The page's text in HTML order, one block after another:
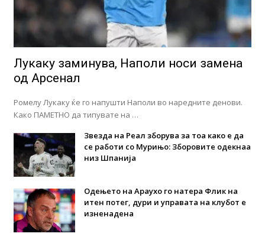
Лукаку заминува, Наполи носи замена
од Арсенал
Ромелу Лукаку ќе го напушти Наполи во наредните денови.
Како ПАМЕТНО да типувате на …
Звезда на Реал зборува за тоа како е да
се работи со Мурињо: Зборовите одекнаа
низ Шпанија
Одењето на Араухо го натера Флик на
итен потег, дури и управата на клубот е
изненадена